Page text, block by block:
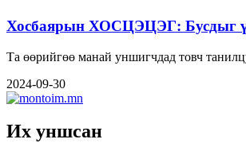
Хосбаярын ХОСЦЭЦЭГ: Бусдыг
2024-09-30
Их уншсан